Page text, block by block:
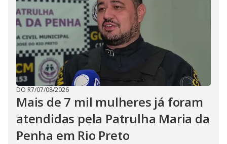
DO R7/07/08/2026
Mais de 7 mil mulheres já foram
atendidas pela Patrulha Maria da
Penha em Rio Preto